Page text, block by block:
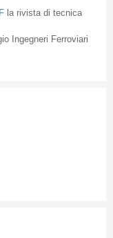
la rivista di tecnica
Ingegneri Ferroviari